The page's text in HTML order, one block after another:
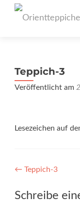
Teppich-3
Veröffentlicht am
Lesezeichen auf
Artikel-
← Teppich-3
Schreibe